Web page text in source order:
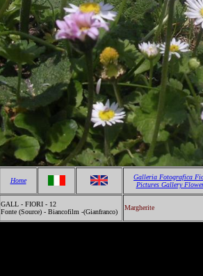
Home
Galleria Fotografica
Pictures Gallery
GALL - FIORI - 12
Fonte (Source) - Biancofilm -(Gianfranco)
Margherite